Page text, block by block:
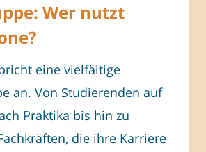
Wer nutzt
eine vielfältige
an. Von Studierenden auf
Praktika bis hin zu
die ihre Karriere